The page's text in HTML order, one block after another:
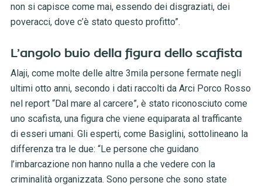
non si capisce come mai, essendo dei disgraziati, dei
poveracci, dove c’è stato questo profitto”.
L’angolo buio della figura dello scafista
Alaji, come molte delle altre 3mila persone fermate negli
ultimi otto anni, secondo i dati raccolti da Arci Porco Rosso
nel report “Dal mare al carcere”, è stato riconosciuto come
uno scafista, una figura che viene equiparata al trafficante
di esseri umani. Gli esperti, come Basiglini, sottolineano la
differenza tra le due: “Le persone che guidano
l’imbarcazione non hanno nulla a che vedere con la
criminalità organizzata. Sono persone che sono state